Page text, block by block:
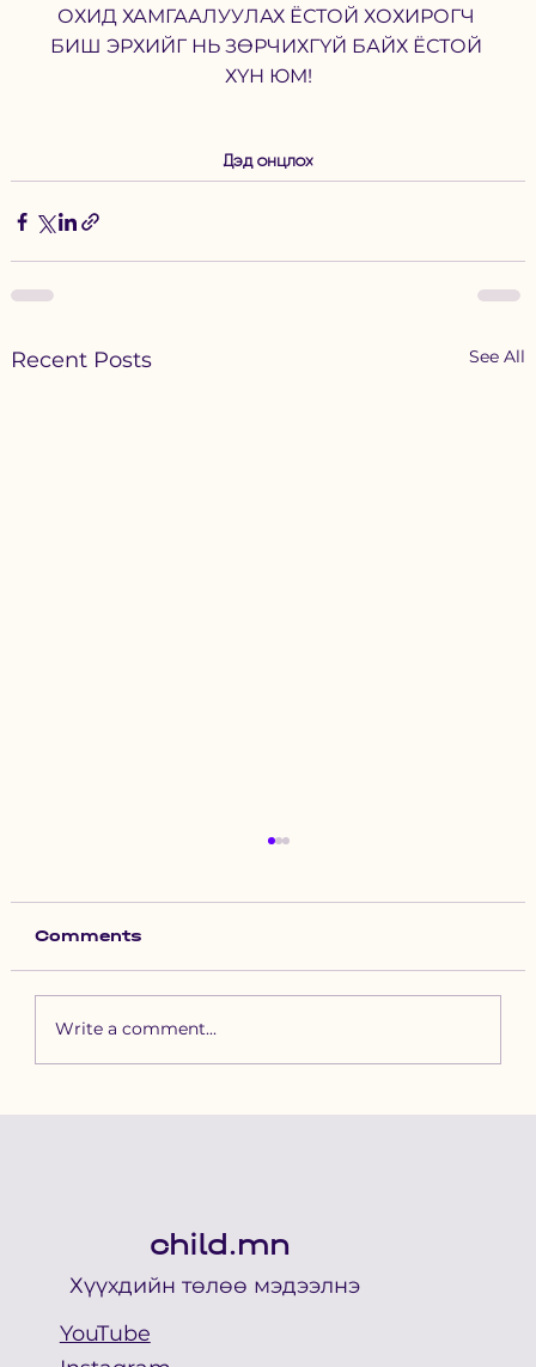
ОХИД ХАМГААЛУУЛАХ ЁСТОЙ ХОХИРОГЧ
БИШ ЭРХИЙГ НЬ ЗӨРЧИХГҮЙ БАЙХ ЁСТОЙ
ХҮН ЮМ!
Дэд онцлох
Recent Posts See All
Зүүн бүсийн хурд наадамд
Comments
Write a comment...
child.mn
Хүүхдийн төлөө мэдээлнэ
YouTube